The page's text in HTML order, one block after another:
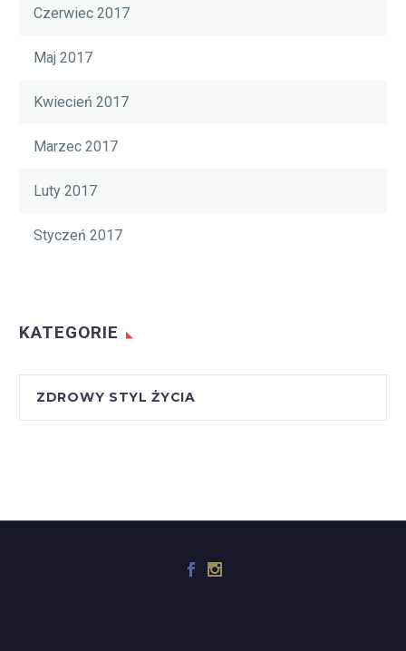
Czerwiec 2017
Maj 2017
Kwiecień 2017
Marzec 2017
Luty 2017
Styczeń 2017
KATEGORIE
ZDROWY STYL ŻYCIA